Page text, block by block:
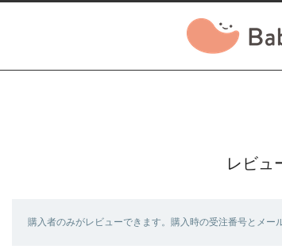
レビュ
購入者のみがレビューできます。購入時の受注番号とメー